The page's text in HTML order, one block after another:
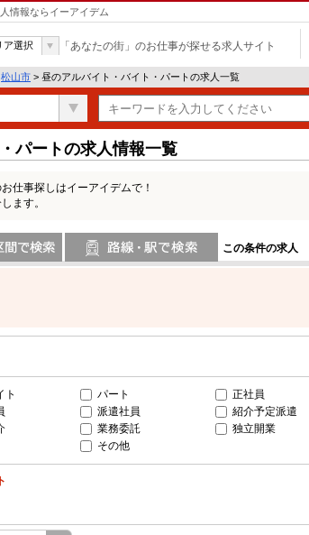
情報ならイーアイデム
ア選択 「あなたの街」のお仕事が探せる求人サイト
松山市 > 昼のアルバイト・バイト・パートの求人一覧
パートの求人情報一覧
仕事探しはイーアイデムで！
ます。
この条件の求人
ト パート
正社員
派遣社員
紹介予定派遣
業務委託
独立開業
その他